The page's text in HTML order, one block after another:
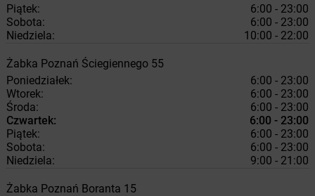
Piątek:
6:00 - 23:00
Sobota:
6:00 - 23:00
Niedziela:
10:00 - 22:00
Żabka Poznań Ściegiennego 55
Poniedziałek:
6:00 - 23:00
Wtorek:
6:00 - 23:00
Środa:
6:00 - 23:00
Czwartek:
6:00 - 23:00
Piątek:
6:00 - 23:00
Sobota:
6:00 - 23:00
Niedziela:
9:00 - 21:00
Żabka Poznań Boranta 15